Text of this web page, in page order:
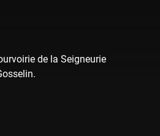
de la Seigneurie